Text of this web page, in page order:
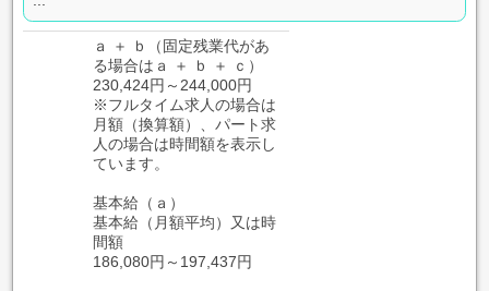
ａ ＋ ｂ（固定残業代があ
る場合はａ ＋ ｂ ＋ ｃ）
230,424円～244,000円
※フルタイム求人の場合は
月額（換算額）、パート求
人の場合は時間額を表示し
ています。
基本給（ａ）
基本給（月額平均）又は時
間額
186,080円～197,437円